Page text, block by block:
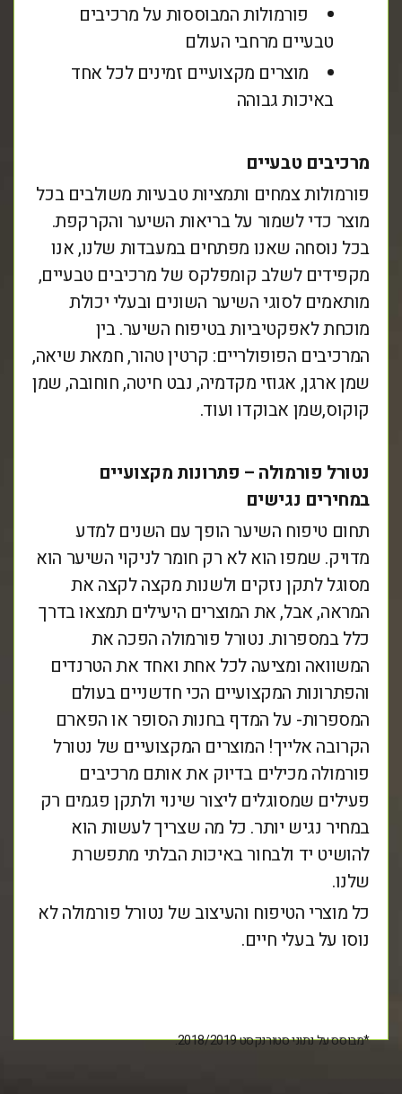
פורמולות המבוססות על מרכיבים
טבעיים מרחבי העולם
מוצרים מקצועיים זמינים לכל אחד
באיכות גבוהה
מרכיבים טבעיים
פורמולות צמחים ותמציות טבעיות משולבים בכל
מוצר כדי לשמור על בריאות השיער והקרקפת.
בכל נוסחה שאנו מפתחים במעבדות שלנו, אנו
מקפידים לשלב קומפלקס של מרכיבים טבעיים,
מותאמים לסוגי השיער השונים ובעלי יכולת
מוכחת לאפקטיביות בטיפוח השיער. בין
המרכיבים הפופולריים: קרטין טהור, חמאת שיאה,
שמן ארגן, אגוזי מקדמיה, נבט חיטה, חוחובה, שמן
קוקוס,שמן אבוקדו ועוד.
נטורל פורמולה – פתרונות מקצועיים
במחירים נגישים
תחום טיפוח השיער הופך עם השנים למדע
מדויק. שמפו הוא לא רק חומר לניקוי השיער הוא
מסוגל לתקן נזקים ולשנות מקצה לקצה את
המראה, אבל, את המוצרים היעילים תמצאו בדרך
כלל במספרות. נטורל פורמולה הפכה את
המשוואה ומציעה לכל אחת ואחד את הטרנדים
והפתרונות המקצועיים הכי חדשניים בעולם
המספרות- על המדף בחנות הסופר או הפארם
הקרובה אלייך! המוצרים המקצועיים של נטורל
פורמולה מכילים בדיוק את אותם מרכיבים
פעילים שמסוגלים ליצור שינוי ולתקן פגמים רק
במחיר נגיש יותר. כל מה שצריך לעשות הוא
להושיט יד ולבחור באיכות הבלתי מתפשרת
שלנו.
כל מוצרי הטיפוח והעיצוב של נטורל פורמולה לא
נוסו על בעלי חיים.
*מבוסס על נתוני סטורנקסט 2018/2019.